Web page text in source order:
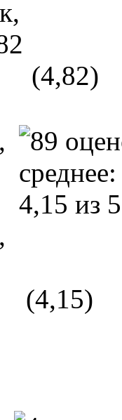
(4,82)
(4,15)